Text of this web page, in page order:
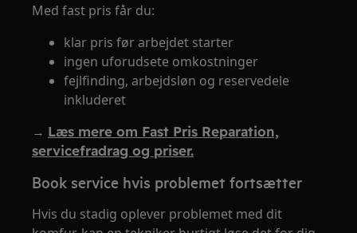
Med fast pris får du:
klar pris før arbejdet starter
ingen uforudsete omkostninger
fejlfinding, arbejdsløn og reservedele
inkluderet
→ Læs mere om Fast Pris Reparation,
servicefradrag og priser.
Book service hvis problemet fortsætter
Hvis du stadig oplever problemet med dit